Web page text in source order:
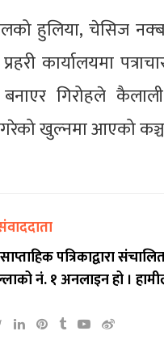
हुलिया, चेसिज
कार्यालयमा
गिरोहले
गरेको खुल्नमा आएको
पत्रिकाद्वारा
नं. १ अनलाइन हो ।